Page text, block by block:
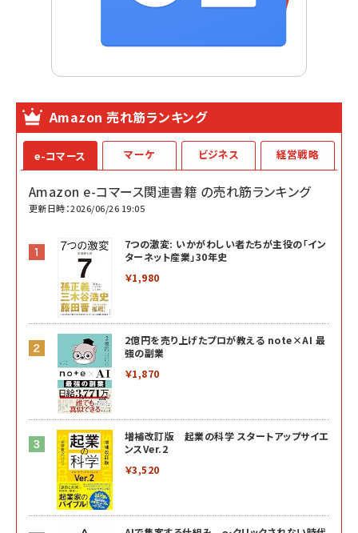
Amazon 売れ筋ランキング
e-コマース
Amazon e-コマース関連書籍 の売れ筋ランキング
更新日時：2026/06/26 19:05
7つの激変: いかがわしい者たちが主役の「イン
ターネット産業」30年史
￥1,980
2億円を売り上げたプロが教える note×AI 最
強の副業
￥1,870
増補改訂版 起業の科学 スタートアップサイエ
ンスVer.2
￥3,520
マーケ ビジネス 経営戦略